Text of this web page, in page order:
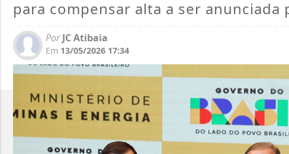
para compensar alta a ser anunciada
PorJC Atibaia
Em 13/05/2026 17:34